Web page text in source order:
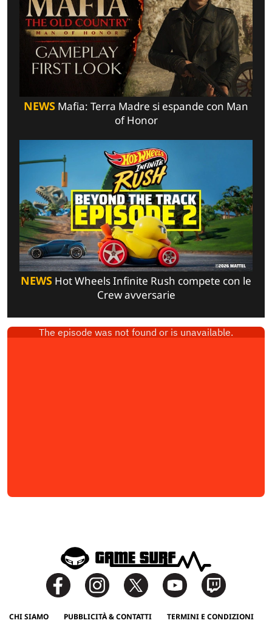
NEWS Mafia: Terra Madre si espande con Man
of Honor
NEWS Hot Wheels Infinite Rush compete con le
Crew avversarie
CHI SIAMO PUBBLICITÀ & CONTATTI TERMINI E CONDIZIONI